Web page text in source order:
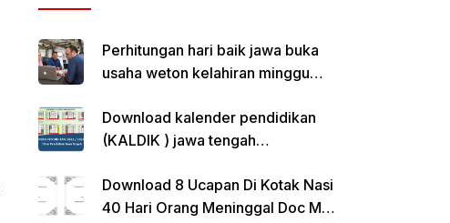
Perhitungan hari baik jawa buka
usaha weton kelahiran minggu
Download kalender pendidikan
(KALDIK ) jawa tengah
Download 8 Ucapan Di Kotak Nasi
40 Hari Orang Meninggal Doc Ms.